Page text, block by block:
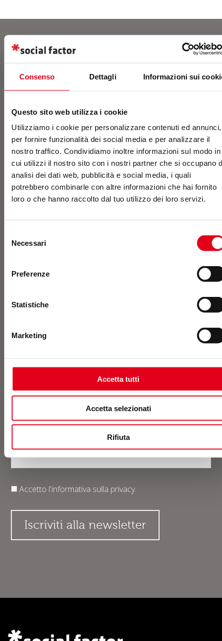
Consenso Dettagli Informazioni sui
Questo sito web utilizza i cookie
Utilizziamo i cookie per personalizzare contenuti ed annunci,
per fornire funzionalità dei social media e per analizzare il
nostro traffico. Condividiamo inoltre informazioni sul modo in
cui utilizzi il nostro sito con i nostri partner che si occupano
analisi dei dati web, pubblicità e social media, i quali
potrebbero combinarle con altre informazioni che hai fornito
loro o che hanno raccolto dal tuo utilizzo dei loro servizi.
delNecessari
Preferenze
Statistiche
Marketing
Accetta tutti
Accetta selezionati
Rifiuta
Contatti
Contattaci o richiedi un
preventivo
Newsletter
Accetto l'informativa sulla privacy.